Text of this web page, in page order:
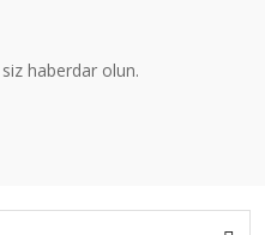
haberdar olun.